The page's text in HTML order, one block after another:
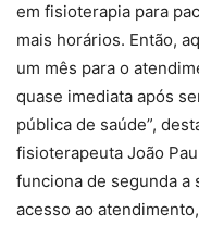
em fisioterapia para
mais horários. Então,
um mês para o
quase imediata após
pública de saúde”,
fisioterapeuta João
funciona de segunda a
acesso ao